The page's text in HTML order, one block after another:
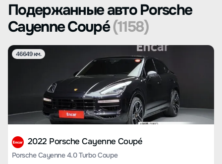
Подержанные авто Porsche
Cayenne Coupé(1158)
46649 км.
2022 Porsche Cayenne Coupé
Porsche Cayenne 4.0 Turbo Coupe